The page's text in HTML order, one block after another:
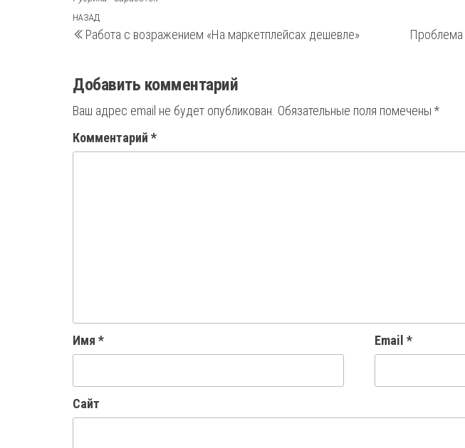
Навигация
по
Предыдущая
запись
НАЗАД
Работа с возражением «На маркетплейсах дешевле»
Проблема
Добавить комментарий
Ваш адрес email не будет опубликован. Обязательные поля помечены *
Комментарий *
Имя * Email *
Сайт